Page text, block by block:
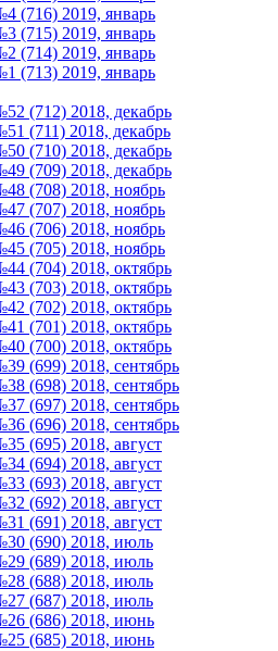
(716) 2019, январь
(715) 2019, январь
(714) 2019, январь
(713) 2019, январь
(712) 2018, декабрь
(711) 2018, декабрь
(710) 2018, декабрь
(709) 2018, декабрь
(708) 2018, ноябрь
(707) 2018, ноябрь
(706) 2018, ноябрь
(705) 2018, ноябрь
(704) 2018, октябрь
(703) 2018, октябрь
(702) 2018, октябрь
(701) 2018, октябрь
(700) 2018, октябрь
(699) 2018, сентябрь
(698) 2018, сентябрь
(697) 2018, сентябрь
(696) 2018, сентябрь
(695) 2018, август
(694) 2018, август
(693) 2018, август
(692) 2018, август
(691) 2018, август
(690) 2018, июль
(689) 2018, июль
(688) 2018, июль
(687) 2018, июль
(686) 2018, июнь
(685) 2018, июнь